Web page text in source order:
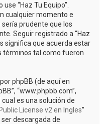
“Haz Tu Equipo”.
cualquier momento e
prudente que los
Seguir registrado a “Haz
significa que acuerda estar
términos tal como fueron
phpBB (de aquí en
“www.phpbb.com”,
cual es una solución de
License v2 en Ingles”
ser descargada de